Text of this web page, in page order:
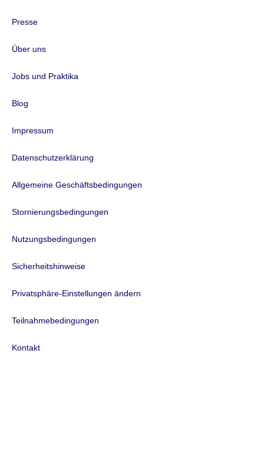
Presse
Über uns
Jobs und Praktika
Blog
Impressum
Datenschutzerklärung
Allgemeine Geschäftsbedingungen
Stornierungsbedingungen
Nutzungsbedingungen
Sicherheitshinweise
Privatsphäre-Einstellungen ändern
Teilnahmebedingungen
Kontakt